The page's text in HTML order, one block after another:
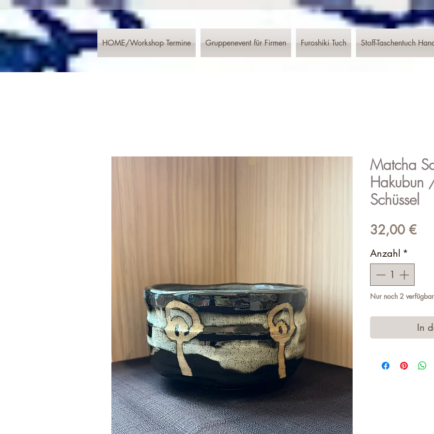
HOME/Workshop Termine Gruppenevent für Firmen Furoshiki Tuch Stoff-Taschentuch
Matcha
Hakubun
Schüssel
32,00 €Preis
Anzahl *
Nur noch 2 verfügbar
In